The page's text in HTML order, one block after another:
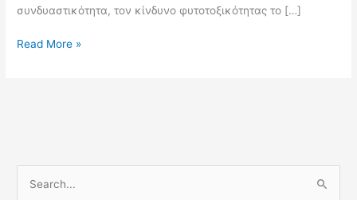
συνδυαστικότητα, τον κίνδυνο φυτοτοξικότητας το […]
Read More »